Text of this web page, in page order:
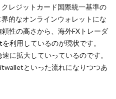
レジットカード国際統一基準の
的なオンラインウォレットにな
性の高さから、海外FXトレーダ
利用しているのが現状です。
に拡大していっているのです。
といった流れになりつつあ